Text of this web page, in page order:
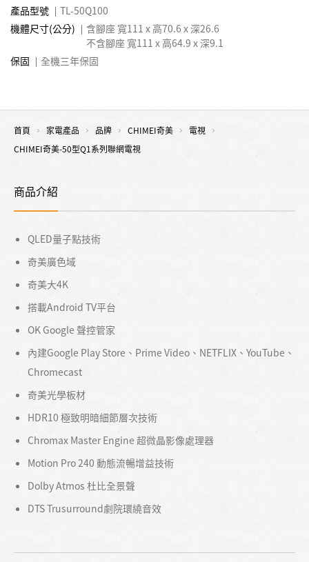
產品型號
TL-50Q100
機體尺寸(公分)
含腳座 寬111 x 高70.6 x 深26.6
不含腳座 寬111 x 高64.9 x 深9.1
保固
全機三年保固
首頁 家電產品 品牌 CHIMEI奇美
電視
CHIMEI奇美-50型Q1系列聯網電視
商品介紹
QLED量子點技術
奇美廣色域
奇美大4K
搭載Android TV平台
OK Google 聲控管家
內建Google Play Store、Prime Video、NETFLIX、YouTube、
Chromecast
奇美光學板材
HDR10 極致明暗細節層次技術
Chromax Master Engine 超微晶影像處理器
Motion Pro 240 動態流暢增益技術
Dolby Atmos 杜比全景聲
DTS Trusurround劇院環繞音效